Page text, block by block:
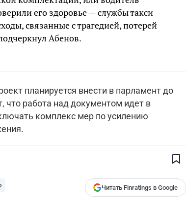
его здоровье — службы такси
связанные с трагедией, потерей
Абенов.
планируется внести в парламент до
что работа над документом идет в
комплекс мер по усилению
Читать Finratings в Google